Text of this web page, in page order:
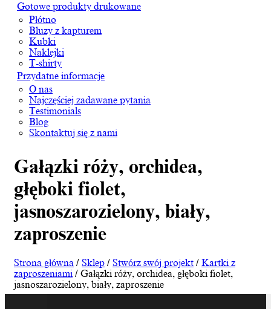
Gotowe produkty drukowane
Płótno
Bluzy z kapturem
Kubki
Naklejki
T-shirty
Przydatne informacje
O nas
Najczęściej zadawane pytania
Testimonials
Blog
Skontaktuj się z nami
Gałązki róży, orchidea,
głęboki fiolet,
jasnoszarozielony, biały,
zaproszenie
Strona główna / Sklep / Stwórz swój projekt / Kartki z
zaproszeniami / Gałązki róży, orchidea, głęboki fiolet,
jasnoszarozielony, biały, zaproszenie